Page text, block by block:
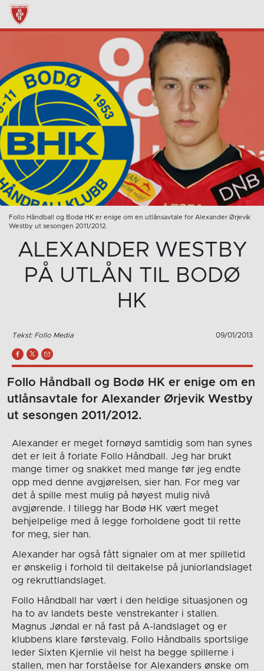
Follo Håndball og Bodø HK er enige om en utlånsavtale for Alexander Ørjevik
Westby ut sesongen 2011/2012.
ALEXANDER WESTBY
PÅ UTLÅN TIL BODØ
HK
Tekst: Follo Media 09/01/2013
Follo Håndball og Bodø HK er enige om en
utlånsavtale for Alexander Ørjevik Westby
ut sesongen 2011/2012.
Alexander er meget fornøyd samtidig som han synes
det er leit å forlate Follo Håndball. Jeg har brukt
mange timer og snakket med mange før jeg endte
opp med denne avgjørelsen, sier han. For meg var
det å spille mest mulig på høyest mulig nivå
avgjørende. I tillegg har Bodø HK vært meget
behjelpelige med å legge forholdene godt til rette
for meg, sier han.
Alexander har også fått signaler om at mer spilletid
er ønskelig i forhold til deltakelse på juniorlandslaget
og rekruttlandslaget.
Follo Håndball har vært i den heldige situasjonen og
ha to av landets beste venstrekanter i stallen.
Magnus Jøndal er nå fast på A-landslaget og er
klubbens klare førstevalg. Follo Håndballs sportslige
leder Sixten Kjernlie vil helst ha begge spillerne i
stallen, men har forståelse for Alexanders ønske om